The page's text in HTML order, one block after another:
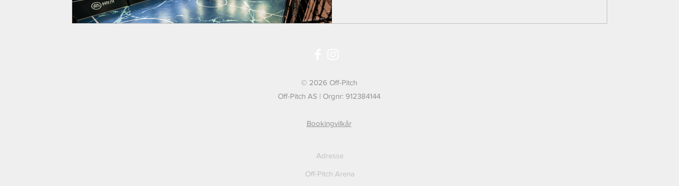
© 2026 Off-Pitch
Off-Pitch AS | Orgnr: 912384144
Bookingvilkår
Adresse
Off-Pitch Arena